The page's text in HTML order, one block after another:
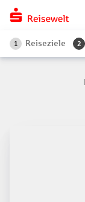
1 Reiseziele 2